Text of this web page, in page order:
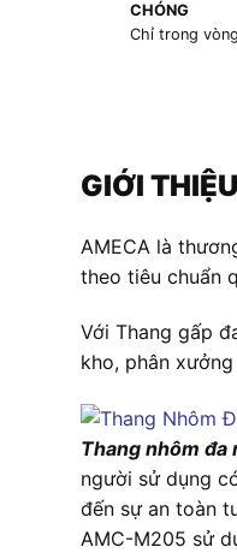
CHÓNG
Chỉ trong
GIỚI
AMECA là
theo tiêu chuẩn
Với Thang gấp
kho, phân
Thang nhôm đa
người sử dụng
đến sự an toàn
AMC-M205 sử